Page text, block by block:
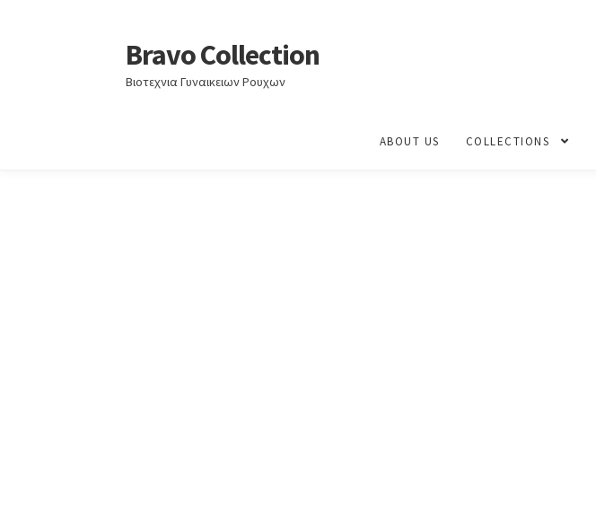
Skip
to
navigation
Skip
to
content
Bravo Collection
Βιοτεχνια Γυναικειων Ρουχων
ABOUT US COLLECTIONS